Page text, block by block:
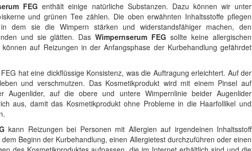
FEG enthält einige natürliche Substanzen. Dazu können wir unter
und grünen Tee zählen. Die oben erwähnten Inhaltsstoffe pflegen
dem sie die Wimpern stärken und widerstandsfähiger machen, den
und sie glätten. DasWimpernserum FEG sollte keine allergischen
auf Reizungen in der Anfangsphase der Kurbehandlung gefährdet
hat eine dickflüssige Konsistenz, was die Auftragung erleichtert. Auf der
und verschmutzen. Das Kosmetikprodukt wird mit einem Pinsel auf
Augenlider, auf die obere und untere Wimpernlinie beider Augenlider
aus, damit das Kosmetikprodukt ohne Probleme in die Haarfollikel und
kann Reizungen bei Personen mit Allergien auf irgendeinen Inhaltsstoff
Beginn der Kurbehandlung, einen Allergietest durchzuführen oder einen